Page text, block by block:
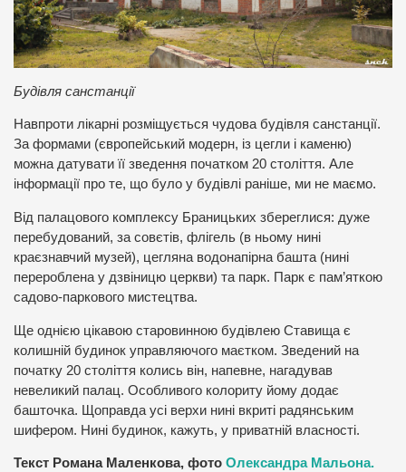
Будівля санстанції
Навпроти лікарні розміщується чудова будівля санстанції.
За формами (європейський модерн, із цегли і каменю)
можна датувати її зведення початком 20 століття. Але
інформації про те, що було у будівлі раніше, ми не маємо.
Від палацового комплексу Браницьких збереглися: дуже
перебудований, за совєтів, флігель (в ньому нині
краєзнавчий музей), цегляна водонапірна башта (нині
перероблена у дзвіницю церкви) та парк. Парк є пам’яткою
садово-паркового мистецтва.
Ще однією цікавою старовинною будівлею Ставища є
колишній будинок управляючого маєтком. Зведений на
початку 20 століття колись він, напевне, нагадував
невеликий палац. Особливого колориту йому додає
башточка. Щоправда усі верхи нині вкриті радянським
шифером. Нині будинок, кажуть, у приватній власності.
Текст Романа Маленкова, фото Олександра Мальона.